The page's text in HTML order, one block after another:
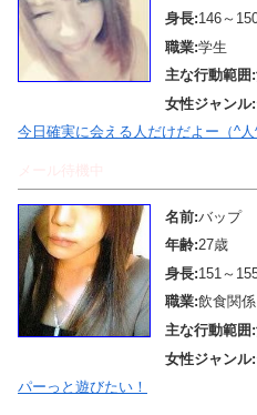
身長:146～
職業:学生
主な行動範囲:
女性ジャンル:
今日確実に会える人だけだよー（^人^
名前:バップ
年齢:27歳
身長:151～
職業:飲食関係
主な行動範囲:
女性ジャンル:
パーっと遊びたい！